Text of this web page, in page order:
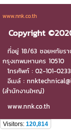
www.nnk.co.th
Copyright
ที่อยู่ 18/63 ซอยหทัยรา
กรุงเทพมหานคร 10510
โทรศัพท์ : 02-101-
อีเมล์ :
(สำนักงานใหญ่)
www.nnk.co.th
Visitors: 120,814